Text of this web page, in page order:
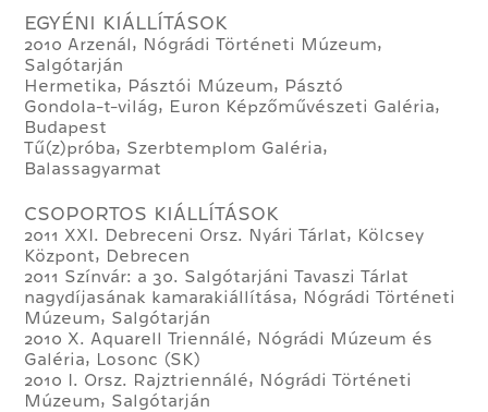
EGYÉNI KIÁLLÍTÁSOK
2010 Arzenál, Nógrádi Történeti Múzeum,
Salgótarján
Hermetika, Pásztói Múzeum, Pásztó
Gondola-t-világ, Euron Képzőművészeti Galéria,
Budapest
Tű(z)próba, Szerbtemplom Galéria,
Balassagyarmat
CSOPORTOS KIÁLLÍTÁSOK
2011 XXI. Debreceni Orsz. Nyári Tárlat, Kölcsey
Központ, Debrecen
2011 Színvár: a 30. Salgótarjáni Tavaszi Tárlat
nagydíjasának kamarakiállítása, Nógrádi Történeti
Múzeum, Salgótarján
2010 X. Aquarell Triennálé, Nógrádi Múzeum és
Galéria, Losonc (SK)
2010 I. Orsz. Rajztriennálé, Nógrádi Történeti
Múzeum, Salgótarján